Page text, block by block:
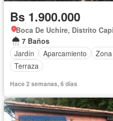
Bs 1.900.000
Boca De Uchire, Distrito
7 Baños
Jardín
Aparcamiento
Terraza
Hace 2 semanas, 6 días